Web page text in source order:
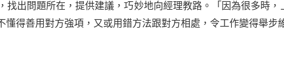
出問題所在，提供建議，巧妙地向經理教路。「因為很多時，
得善用對方強項，又或用錯方法跟對方相處，令工作變得舉步